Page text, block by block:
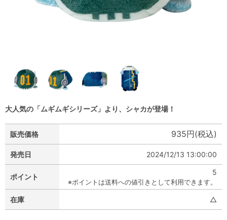
大人気の「ムギムギシリーズ」より、シャカが登場！
販売価格 935円(税込)
発売日 2024/12/13 13:00:00
ポイント
5
※ポイントは送料への値引きとして利用できます。
在庫 △